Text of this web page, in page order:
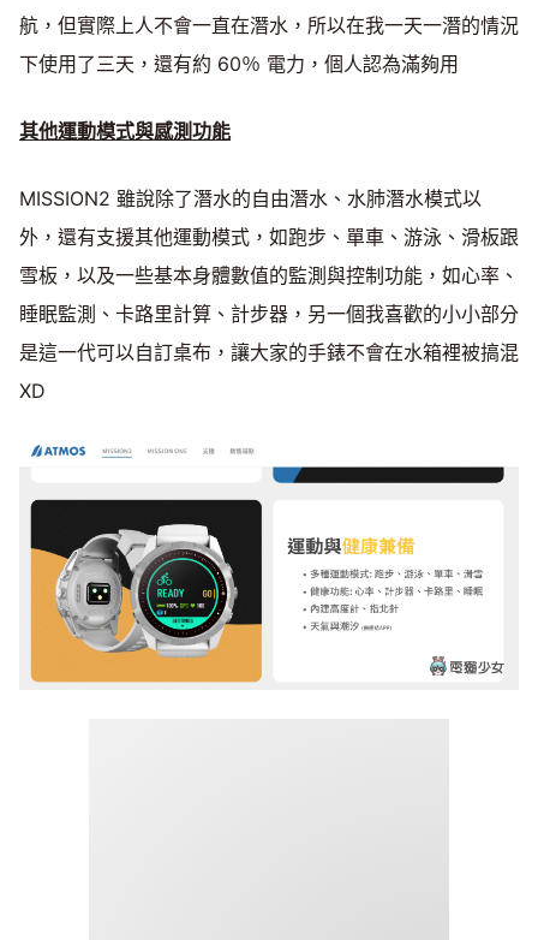
航，但實際上人不會一直在潛水，所以在我一天一潛的情況
下使用了三天，還有約 60％ 電力，個人認為滿夠用
其他運動模式與感測功能
MISSION2 雖說除了潛水的自由潛水、水肺潛水模式以
外，還有支援其他運動模式，如跑步、單車、游泳、滑板跟
雪板，以及一些基本身體數值的監測與控制功能，如心率、
睡眠監測、卡路里計算、計步器，另一個我喜歡的小小部分
是這一代可以自訂桌布，讓大家的手錶不會在水箱裡被搞混
XD